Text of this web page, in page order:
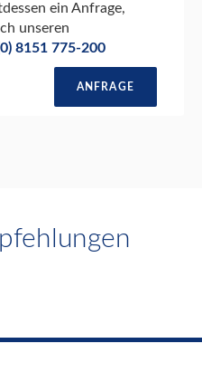
ein Anfrage,
unseren
8151 775-200
ANFRAGE